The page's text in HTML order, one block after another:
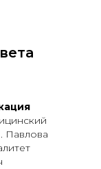
Павлова